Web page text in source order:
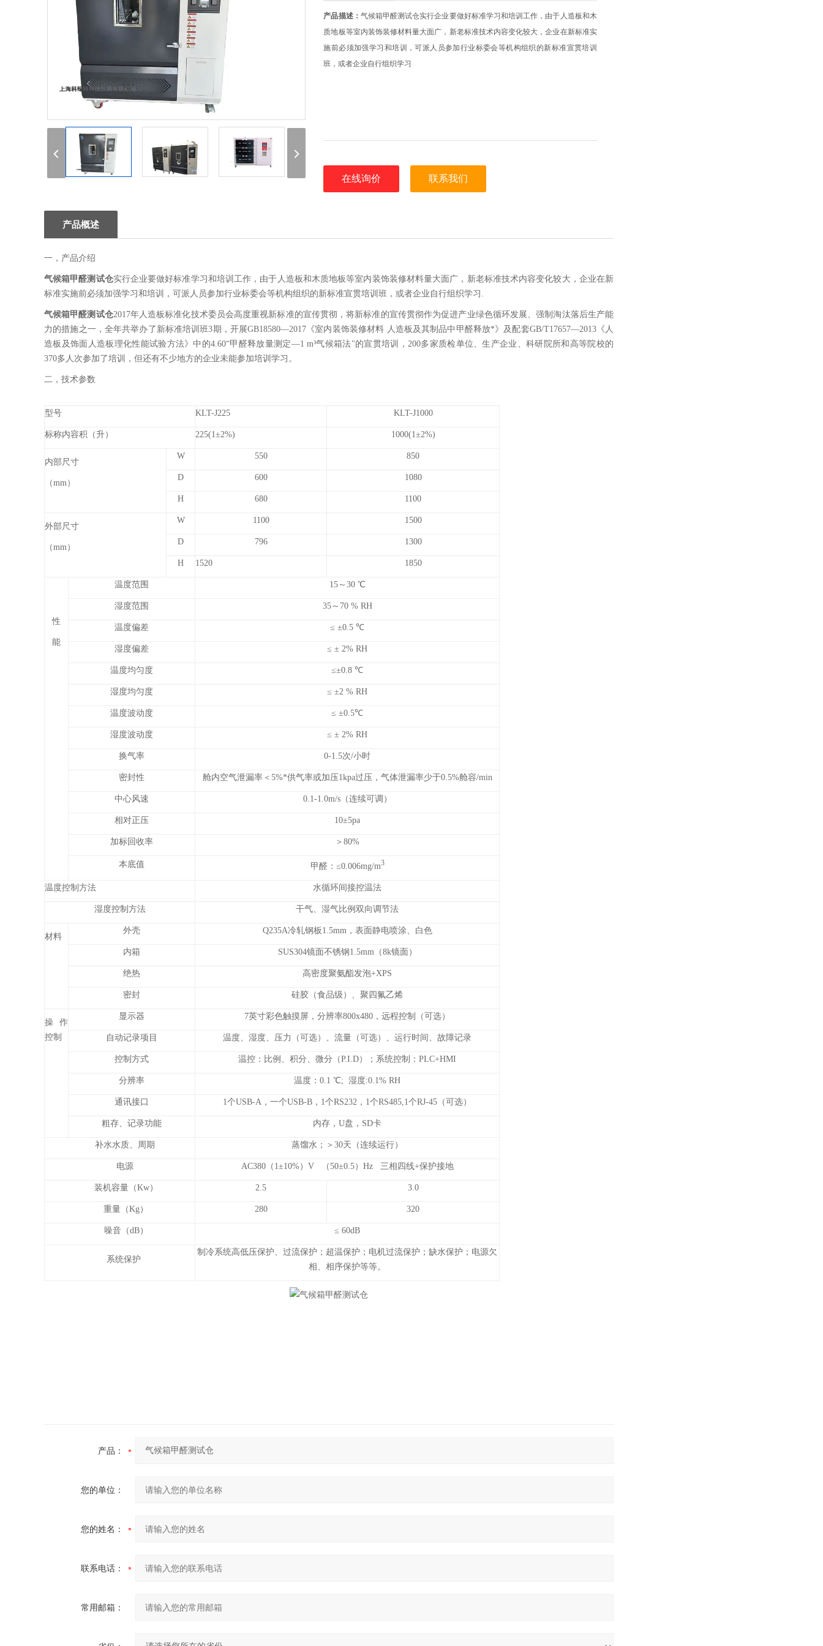
产品描述： 气候箱甲醛测试仓实行企业要做好标准学习和培训工作，由于人造板和木
质地板等室内装饰装修材料量大面广，新老标准技术内容变化较大，企业在新标准实
施前必须加强学习和培训，可派人员参加行业标委会等机构组织的新标准宣贯培训
班，或者企业自行组织学习
在线询价 联系我们
产品概述
一，产品介绍
气候箱甲醛测试仓实行企业要做好标准学习和培训工作，由于人造板和木质地板等室内装饰装修材料量大面广，新老标准技术内容变化较大，企业在新
标准实施前必须加强学习和培训，可派人员参加行业标委会等机构组织的新标准宣贯培训班，或者企业自行组织学习.
气候箱甲醛测试仓2017年人造板标准化技术委员会高度重视新标准的宣传贯彻，将新标准的宣传贯彻作为促进产业绿色循环发展、强制淘汰落后生产能
力的措施之一，全年共举办了新标准培训班3期，开展GB18580—2017《室内装饰装修材料 人造板及其制品中甲醛释放*》及配套GB/T17657—2013《人
造板及饰面人造板理化性能试验方法》中的4.60“甲醛释放量测定—1 m³气候箱法"的宣贯培训，200多家质检单位、生产企业、科研院所和高等院校的
370多人次参加了培训，但还有不少地方的企业未能参加培训学习。
二，技术参数
型号 KLT-J225 KLT-J1000
标称内容积（升） 225(1±2%) 1000(1±2%)
内部尺寸
（mm）
W 550 850
D 600 1080
H 680 1100
外部尺寸
（mm）
W 1100 1500
D 796 1300
H 1520 1850
性
能
温度范围 15～30 ℃
湿度范围 35～70 % RH
温度偏差 ≤ ±0.5 ℃
湿度偏差 ≤ ± 2% RH
温度均匀度 ≤±0.8 ℃
湿度均匀度 ≤ ±2 % RH
温度波动度 ≤ ±0.5℃
湿度波动度 ≤ ± 2% RH
换气率 0-1.5次/小时
密封性 舱内空气泄漏率＜5%*供气率或加压1kpa过压，气体泄漏率少于0.5%舱容/min
中心风速 0.1-1.0m/s（连续可调）
相对正压 10±5pa
加标回收率 ＞80%
本底值 甲醛：≤0.006mg/m3
温度控制方法 水循环间接控温法
湿度控制方法 干气、湿气比例双向调节法
材料
外壳 Q235A冷轧钢板1.5mm，表面静电喷涂、白色
内箱 SUS304镜面不锈钢1.5mm（8k镜面）
绝热 高密度聚氨酯发泡+XPS
密封 硅胶（食品级）、聚四氟乙烯
操作
控制
显示器 7英寸彩色触摸屏，分辨率800x480，远程控制（可选）
自动记录项目 温度、湿度、压力（可选）、流量（可选）、运行时间、故障记录
控制方式 温控：比例、积分、微分（P.I.D）；系统控制：PLC+HMI
分辨率 温度：0.1 ℃; 湿度:0.1% RH
通讯接口 1个USB-A，一个USB-B，1个RS232，1个RS485,1个RJ-45（可选）
粗存、记录功能 内存，U盘，SD卡
补水水质、周期 蒸馏水；＞30天（连续运行）
电源 AC380（1±10%）V （50±0.5）Hz 三相四线+保护接地
装机容量（Kw） 2.5 3.0
重量（Kg） 280 320
噪音（dB） ≤ 60dB
系统保护
制冷系统高低压保护、过流保护；超温保护；电机过流保护；缺水保护；电源欠
相、相序保护等等。
产品：
您的单位：
您的姓名：
联系电话：
常用邮箱：